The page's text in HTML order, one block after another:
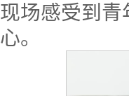
现场感受到
心。